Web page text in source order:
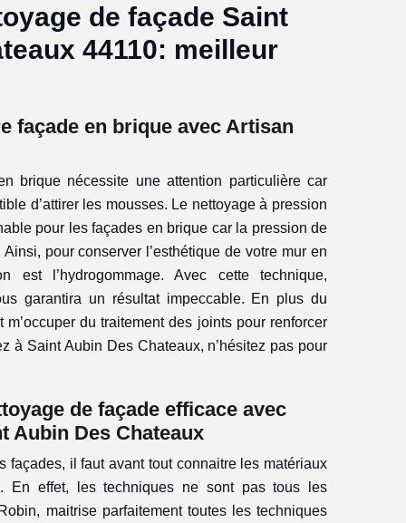
de façade Saint
44110: meilleur
façade en brique avec Artisan
brique nécessite une attention particulière car
d’attirer les mousses. Le nettoyage à pression
pour les façades en brique car la pression de
pour conserver l’esthétique de votre mur en
est l’hydrogommage. Avec cette technique,
garantira un résultat impeccable. En plus du
du traitement des joints pour renforcer
à Saint Aubin Des Chateaux, n’hésitez pas pour
de façade efficace avec
Aubin Des Chateaux
façades, il faut avant tout connaitre les matériaux
En effet, les techniques ne sont pas tous les
maitrise parfaitement toutes les techniques